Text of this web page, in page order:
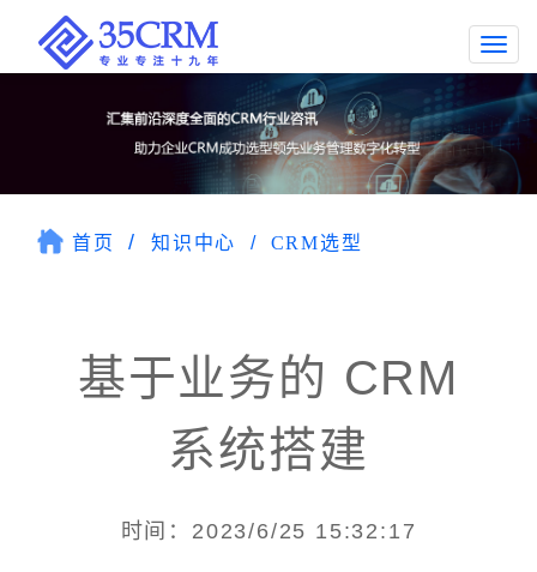
首页 知识中心 CRM选型
基于业务的 CRM
系统搭建
时间：2023/6/25 15:32:17